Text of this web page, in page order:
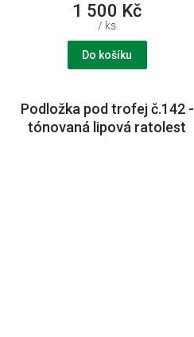
1 500 Kč
/ ks
Do košíku
Podložka pod trofej č.142 -
tónovaná lipová ratolest